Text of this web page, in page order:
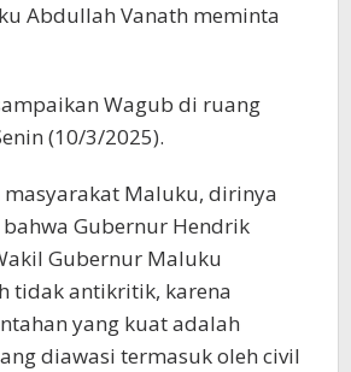
Abdullah Vanath meminta
Wagub di ruang
(10/3/2025).
masyarakat Maluku, dirinya
Gubernur Hendrik
Gubernur Maluku
tidak antikritik, karena
yang kuat adalah
diawasi termasuk oleh civil